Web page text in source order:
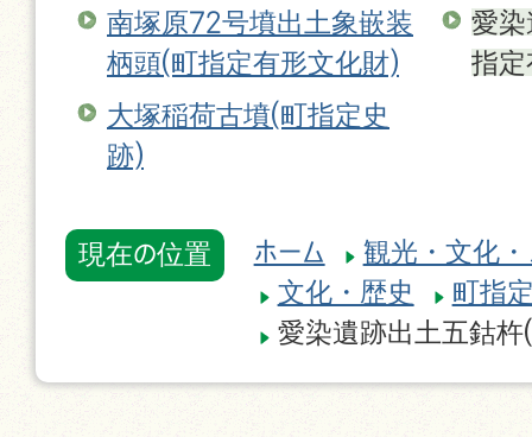
南塚原72号墳出土象嵌装
柄頭(町指定有形文化財)
愛染
指定
大塚稲荷古墳(町指定史
跡)
現在の位置 ホーム
観光・文化・
文化・歴史
町指
愛染遺跡出土五鈷